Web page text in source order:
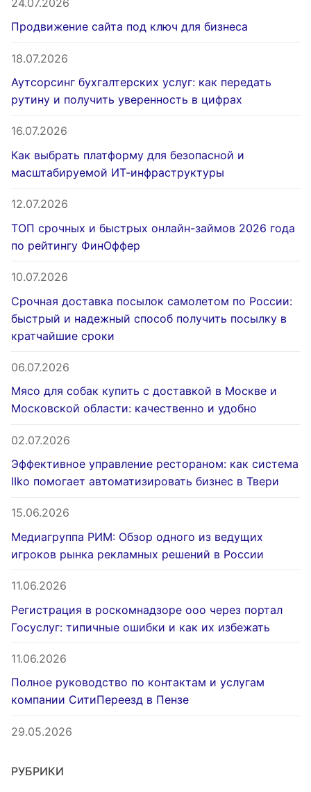
Продвижение сайта под ключ для бизнеса
18.07.2026
Аутсорсинг бухгалтерских услуг: как передать
рутину и получить уверенность в цифрах
16.07.2026
Как выбрать платформу для безопасной и
масштабируемой ИТ-инфраструктуры
12.07.2026
ТОП срочных и быстрых онлайн-займов 2026 года
по рейтингу ФинОффер
10.07.2026
Срочная доставка посылок самолетом по России:
быстрый и надежный способ получить посылку в
кратчайшие сроки
06.07.2026
Мясо для собак купить с доставкой в Москве и
Московской области: качественно и удобно
02.07.2026
Эффективное управление рестораном: как система
IIko помогает автоматизировать бизнес в Твери
15.06.2026
Медиагруппа РИМ: Обзор одного из ведущих
игроков рынка рекламных решений в России
11.06.2026
Регистрация в роскомнадзоре ооо через портал
Госуслуг: типичные ошибки и как их избежать
11.06.2026
Полное руководство по контактам и услугам
компании СитиПереезд в Пензе
29.05.2026
РУБРИКИ